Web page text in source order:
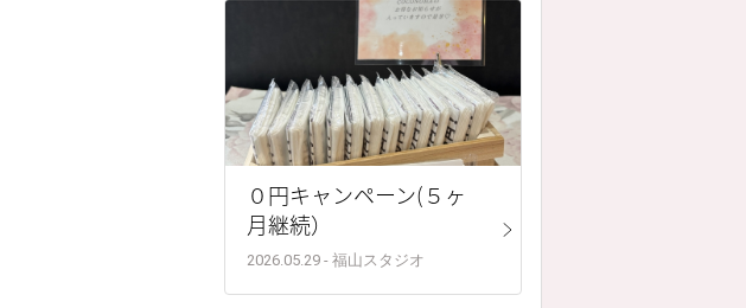
０円キャンペーン(５ヶ
月継続）
2026.05.29 - 福山スタジオ